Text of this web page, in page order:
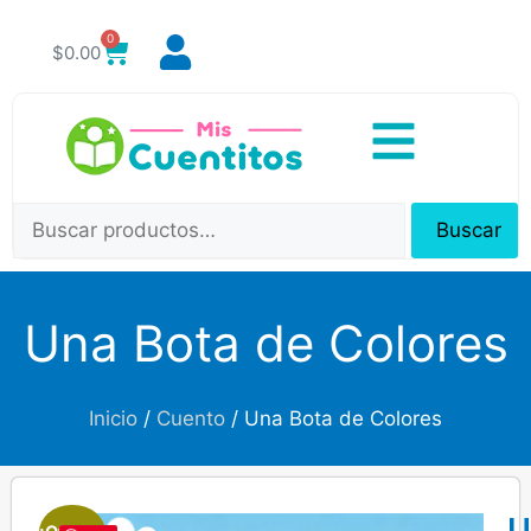
$0.00
0
Buscar
Una Bota de Colores
Inicio / Cuento / Una Bota de Colores